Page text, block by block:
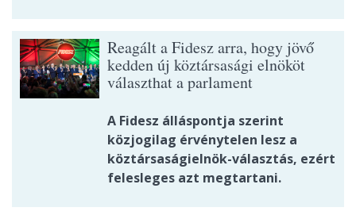
Reagált a Fidesz arra, hogy jövő
kedden új köztársasági elnököt
választhat a parlament
A Fidesz álláspontja szerint
közjogilag érvénytelen lesz a
köztársaságielnök-választás, ezért
felesleges azt megtartani.